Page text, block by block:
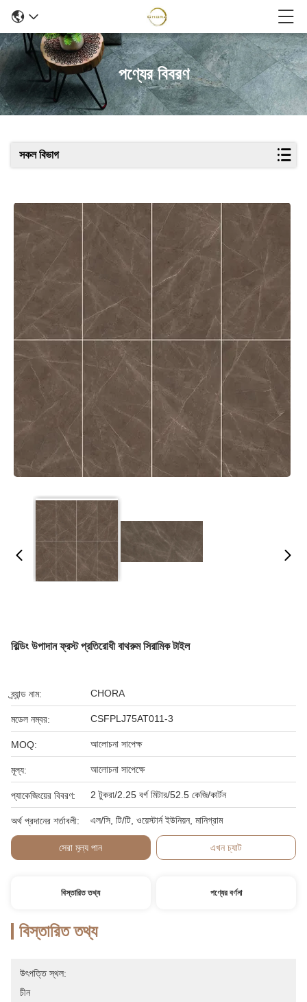
পণ্যের বিবরণ
সকল বিভাগ
বিল্ডিং উপাদান ফ্রস্ট প্রতিরোধী বাথরুম সিরামিক টাইল
ব্র্যান্ড নাম: CHORA
মডেল নম্বর: CSFPLJ75AT011-3
MOQ: আলোচনা সাপেক্ষ
মূল্য: আলোচনা সাপেক্ষে
প্যাকেজিংয়ের বিবরণ: 2 টুকরা/2.25 বর্গ মিটার/52.5 কেজি/কার্টন
অর্থ প্রদানের শর্তাবলী: এল/সি, টি/টি, ওয়েস্টার্ন ইউনিয়ন, মানিগ্রাম
সেরা মূল্য পান এখন চ্যাট
বিস্তারিত তথ্য পণ্যের বর্ণনা
বিস্তারিত তথ্য
উৎপত্তি স্থল:
চীন